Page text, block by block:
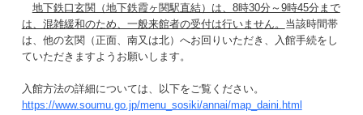
地下鉄口玄関（地下鉄霞ヶ関駅直結）は、8時30分～9時45分まで
は、混雑緩和のため、一般来館者の受付は行いません。 当該時間帯
は、他の玄関（正面、南又は北）へお回りいただき、入館手続をし
ていただきますようお願いします。
入館方法の詳細については、以下をご覧ください。
https://www.soumu.go.jp/menu_sosiki/annai/map_daini.html